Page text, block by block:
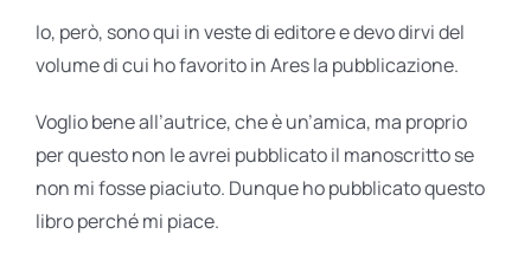
Io, però, sono qui in veste di editore e devo dirvi del
volume di cui ho favorito in Ares la pubblicazione.
Voglio bene all’autrice, che è un’amica, ma proprio
per questo non le avrei pubblicato il manoscritto se
non mi fosse piaciuto. Dunque ho pubblicato questo
libro perché mi piace.